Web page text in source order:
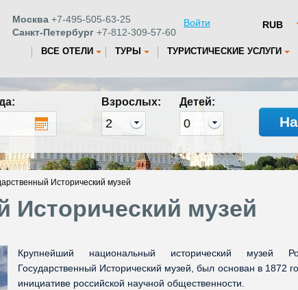
Москва +7-495-505-63-25
Санкт-Петербург +7-812-309-57-60
Войти
ВСЕ ОТЕЛИ ТУРЫ ТУРИСТИЧЕСКИЕ УСЛУГИ
Взрослых: Детей:
Исторический музей
Исторический музей
Крупнейший национальный исторический музей
Государственный Исторический музей, был основан в 1872
инициативе российской научной общественности.